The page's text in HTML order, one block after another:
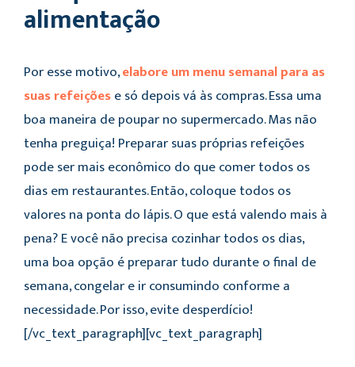
alimentação
Por esse motivo,elabore um menu semanal para as
suas refeiçõese só depois vá às compras. Essa uma
boa maneira de poupar no supermercado. Mas não
tenha preguiça! Preparar suas próprias refeições
pode ser mais econômico do que comer todos os
dias em restaurantes. Então, coloque todos os
valores na ponta do lápis. O que está valendo mais à
pena? E você não precisa cozinhar todos os dias,
uma boa opção é preparar tudo durante o final de
semana, congelar e ir consumindo conforme a
necessidade. Por isso, evite desperdício!
[/vc_text_paragraph][vc_text_paragraph]